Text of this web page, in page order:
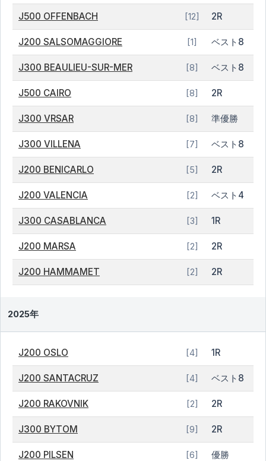
J500 OFFENBACH [12] 2R
J200 SALSOMAGGIORE [1] ベスト8
J300 BEAULIEU-SUR-MER [8] ベスト8
J500 CAIRO [8] 2R
J300 VRSAR [8] 準優勝
J300 VILLENA [7] ベスト8
J200 BENICARLO [5] 2R
J200 VALENCIA [2] ベスト4
J300 CASABLANCA [3] 1R
J200 MARSA [2] 2R
J200 HAMMAMET [2] 2R
2025年
J200 OSLO [4] 1R
J200 SANTACRUZ [4] ベスト8
J200 RAKOVNIK [2] 2R
J300 BYTOM [9] 2R
J200 PILSEN [6] 優勝